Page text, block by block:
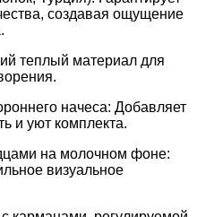
создавая ощущение
теплый материал для
начеса: Добавляет
и уют комплекта.
на молочном фоне:
визуальное